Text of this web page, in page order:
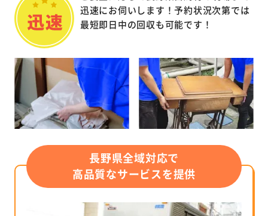
迅速にお伺いします！予約状況次第では
最短即日中の回収も可能です！
長野県全域対応で
高品質なサービスを提供